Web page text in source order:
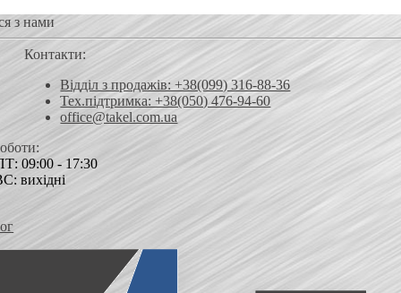
з нами
Контакти:
Відділ з продажів: +38(099) 316-88-36
Тех.підтримка: +38(050) 476-94-60
office@takel.com.ua
09:00 - 17:30
вихідні